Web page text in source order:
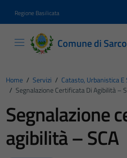
Regione Basilicata
Comune di
Home / Servizi / Catasto, Urbanistica E
/ Segnalazione Certificata Di Agibilità –
Segnalazione
agibilità – SCA